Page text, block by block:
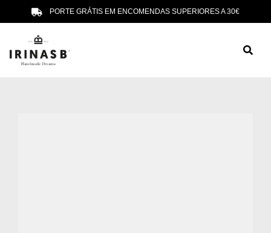
PORTE GRÁTIS EM ENCOMENDAS SUPERIORES A 30€